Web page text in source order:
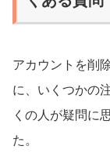
アカウントを削
に、いくつかの
くの人が疑問に
た。